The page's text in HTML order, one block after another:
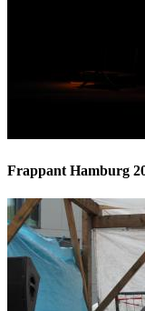
Frappant Hamburg